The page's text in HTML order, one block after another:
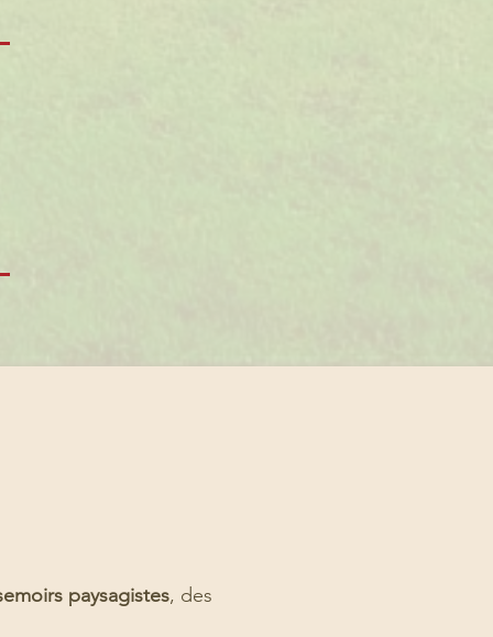
paysagistes, des